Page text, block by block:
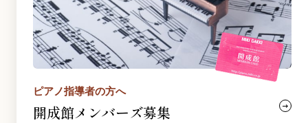
ピアノ指導者の方へ
開成館メンバーズ募集